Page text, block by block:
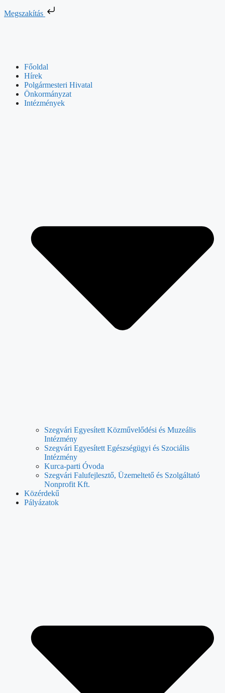
Megszakítás
Főoldal
Hírek
Polgármesteri Hivatal
Önkormányzat
Intézmények
Szegvári Egyesített Közművelődési és Muzeális
Intézmény
Szegvári Egyesített Egészségügyi és Szociális
Intézmény
Kurca-parti Óvoda
Szegvári Falufejlesztő, Üzemeltető és Szolgáltató
Nonprofit Kft.
Közérdekű
Pályázatok